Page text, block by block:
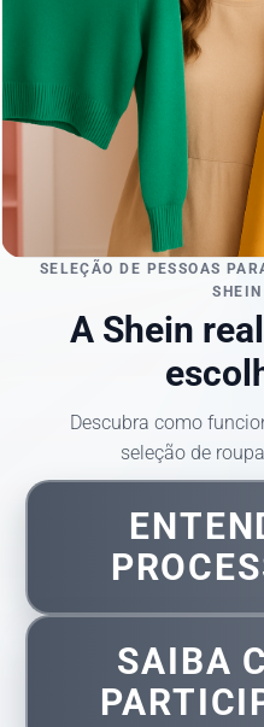
SELEÇÃO DE PESSOAS
SHEIN
A Shein
Descubra como
seleção de
SAIBA